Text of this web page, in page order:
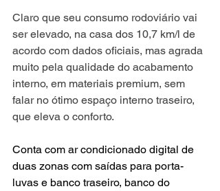
Claro que seu consumo rodoviário vai
ser elevado, na casa dos 10,7 km/l de
acordo com dados oficiais, mas agrada
muito pela qualidade do acabamento
interno, em materiais premium, sem
falar no ótimo espaço interno traseiro,
que eleva o conforto.
Conta com ar condicionado digital de
duas zonas com saídas para porta-
luvas e banco traseiro, banco do